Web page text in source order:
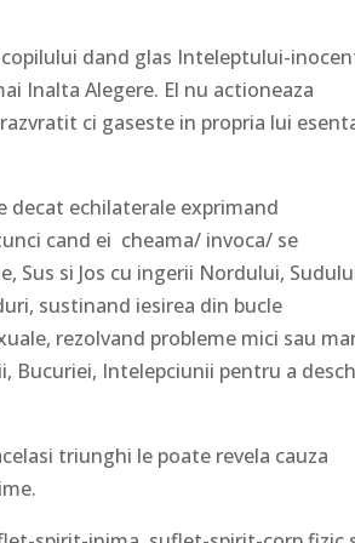
dand glas Inteleptului-
Inalta Alegere. El nu actioneaza
ci gaseste in propria lui
decat echilaterale exprimand
cand ei cheama/ invoca/ se
Sus si Jos cu ingerii Nordului,
sustinand iesirea din bucle
rezolvand probleme mici sau
Bucuriei, Intelepciunii pentru a
triunghi le poate revela cauza